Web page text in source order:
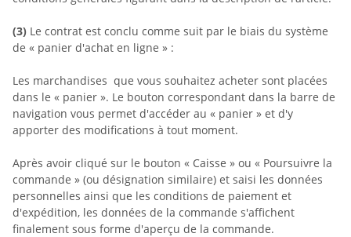
(3) Le contrat est conclu comme suit par le biais du système
de « panier d'achat en ligne » :
Les marchandises que vous souhaitez acheter sont placées
dans le « panier ». Le bouton correspondant dans la barre de
navigation vous permet d'accéder au « panier » et d'y
apporter des modifications à tout moment.
Après avoir cliqué sur le bouton « Caisse » ou « Poursuivre la
commande » (ou désignation similaire) et saisi les données
personnelles ainsi que les conditions de paiement et
d'expédition, les données de la commande s'affichent
finalement sous forme d'aperçu de la commande.